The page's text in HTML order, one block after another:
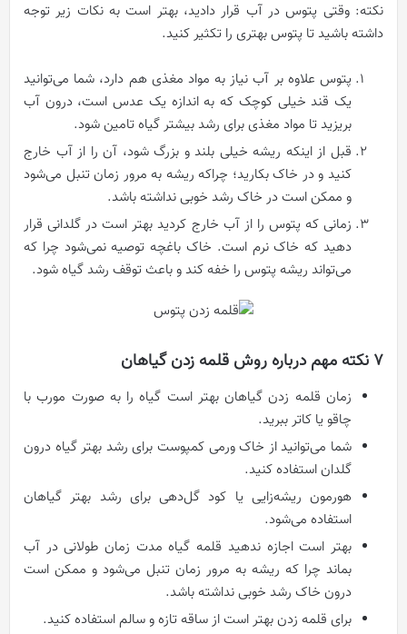
نکته: وقتی پتوس در آب قرار دادید، بهتر است به نکات زیر توجه
داشته باشید تا پتوس بهتری را تکثیر کنید.
پتوس علاوه بر آب نیاز به مواد مغذی هم دارد، شما می‌توانید
یک قند خیلی کوچک که به اندازه یک عدس است، درون آب
بریزید تا مواد مغذی برای رشد بیشتر گیاه تامین شود.
قبل از اینکه ریشه خیلی بلند و بزرگ شود، آن را از آب خارج
کنید و در خاک بکارید؛ چراکه ریشه به مرور زمان تنبل می‌شود
و ممکن است در خاک رشد خوبی نداشته باشد.
زمانی که پتوس را از آب خارج کردید بهتر است در گلدانی قرار
دهید که خاک نرم است. خاک باغچه توصیه نمی‌شود چرا که
می‌تواند ریشه پتوس را خفه کند و باعث توقف رشد گیاه شود.
۷ نکته مهم درباره روش قلمه زدن گیاهان
زمان قلمه زدن گیاهان بهتر است گیاه را به صورت مورب با
چاقو یا کاتر ببرید.
شما می‌توانید از خاک ورمی کمپوست برای رشد بهتر گیاه درون
گلدان استفاده کنید.
هورمون ریشه‌‌زایی یا کود گل‌دهی برای رشد بهتر گیاهان
استفاده می‌شود.
بهتر است اجازه ندهید قلمه گیاه مدت زمان طولانی در آب
بماند چرا که ریشه به مرور زمان تنبل می‌شود و ممکن است
درون خاک رشد خوبی نداشته باشد.
برای قلمه زدن بهتر است از ساقه تازه و سالم استفاده کنید.